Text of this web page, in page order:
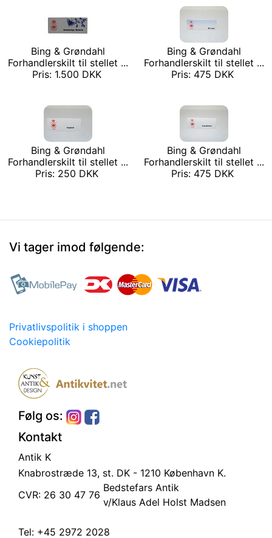
Bing & Grøndahl
Forhandlerskilt til stellet ...
Pris: 1.500 DKK
Bing & Grøndahl
Forhandlerskilt til stellet ...
Pris: 475 DKK
Bing & Grøndahl
Forhandlerskilt til stellet ...
Pris: 250 DKK
Bing & Grøndahl
Forhandlerskilt til stellet ...
Pris: 475 DKK
Vi tager imod følgende:
Privatlivspolitik i shoppen
Cookiepolitik
Følg os:
Kontakt
Antik K
Knabrostræde 13, st. DK - 1210 København K.
CVR: 26 30 47 76
Bedstefars Antik
v/Klaus Adel Holst Madsen
Tel: +45 2972 2028